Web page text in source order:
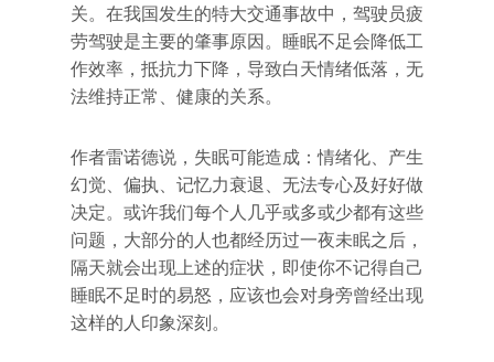
关。在我国发生的特大交通事故中，驾驶员疲
劳驾驶是主要的肇事原因。睡眠不足会降低工
作效率，抵抗力下降，导致白天情绪低落，无
法维持正常、健康的关系。
作者雷诺德说，失眠可能造成：情绪化、产生
幻觉、偏执、记忆力衰退、无法专心及好好做
决定。或许我们每个人几乎或多或少都有这些
问题，大部分的人也都经历过一夜未眠之后，
隔天就会出现上述的症状，即使你不记得自己
睡眠不足时的易怒，应该也会对身旁曾经出现
这样的人印象深刻。